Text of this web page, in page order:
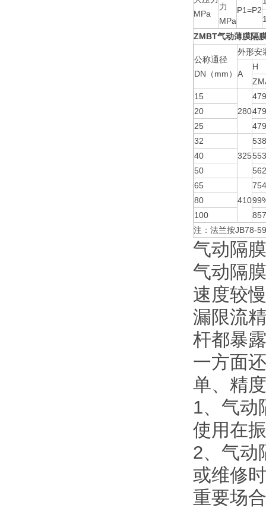
MPa
力
MPa
P1=P2
ZMBT气动薄膜隔
公称通径
DN（mm）
外形安
A
H
15
280
479
20
479
25
479
32
325
538
40
553
50
562
65
410
754
80
100
857
注：法兰按JB78-
气动隔
气动隔
速度较
漏限流
杆都暴
一方面
单、精
1、气动
使用在
2、气动
或维修
重要场